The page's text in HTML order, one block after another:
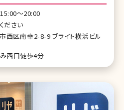
〜20:00
ださい
西区南幸2-8-9 ブライト横浜ビル
西口徒歩4分